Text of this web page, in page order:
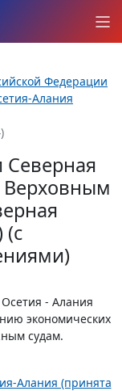
Федерации
Алания
Северная
Верховным
(с
- Алания
экономических
судам.
Алания (принята